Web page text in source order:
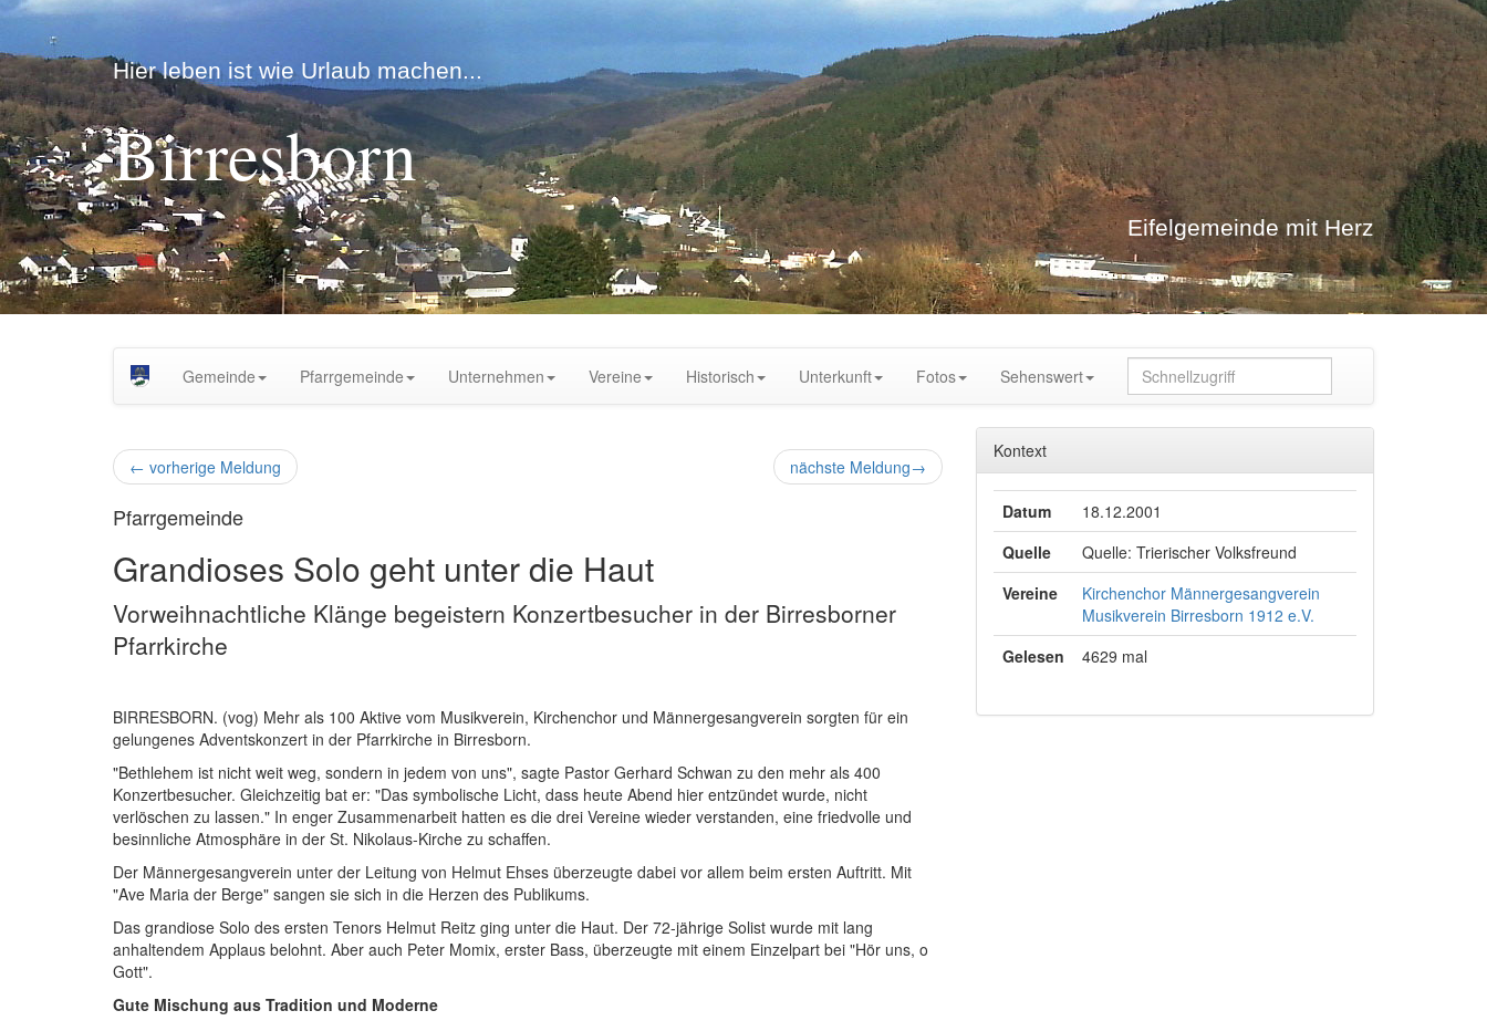
Hier leben ist wie Urlaub machen...
Birresborn
Eifelgemeinde mit Herz
Gemeinde Pfarrgemeinde Unternehmen Vereine Historisch Unterkunft Fotos Sehenswert
← vorherige Meldung nächste Meldung→
Pfarrgemeinde
Grandioses Solo geht unter die Haut
Vorweihnachtliche Klänge begeistern Konzertbesucher in der Birresborner
Pfarrkirche
BIRRESBORN. (vog) Mehr als 100 Aktive vom Musikverein, Kirchenchor und Männergesangverein sorgten für ein
gelungenes Adventskonzert in der Pfarrkirche in Birresborn.
"Bethlehem ist nicht weit weg, sondern in jedem von uns", sagte Pastor Gerhard Schwan zu den mehr als 400
Konzertbesucher. Gleichzeitig bat er: "Das symbolische Licht, dass heute Abend hier entzündet wurde, nicht
verlöschen zu lassen." In enger Zusammenarbeit hatten es die drei Vereine wieder verstanden, eine friedvolle und
besinnliche Atmosphäre in der St. Nikolaus-Kirche zu schaffen.
Der Männergesangverein unter der Leitung von Helmut Ehses überzeugte dabei vor allem beim ersten Auftritt. Mit
"Ave Maria der Berge" sangen sie sich in die Herzen des Publikums.
Das grandiose Solo des ersten Tenors Helmut Reitz ging unter die Haut. Der 72-jährige Solist wurde mit lang
anhaltendem Applaus belohnt. Aber auch Peter Momix, erster Bass, überzeugte mit einem Einzelpart bei "Hör uns, o
Gott".
Gute Mischung aus Tradition und Moderne
Kontext
Datum
18.12.2001
Quelle
Quelle: Trierischer Volksfreund
Vereine
Kirchenchor Männergesangverein
Musikverein Birresborn 1912 e.V.
Gelesen
4629 mal